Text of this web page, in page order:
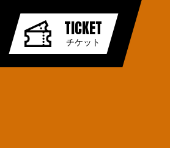
TICKET
チケット